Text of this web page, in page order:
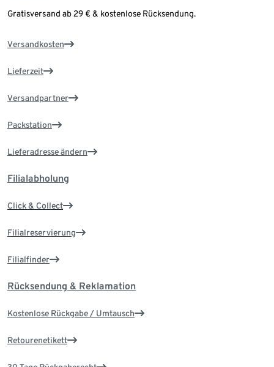
Gratisversand ab 29 € & kostenlose Rücksendung.
Versandkosten
Lieferzeit
Versandpartner
Packstation
Lieferadresse ändern
Filialabholung
Click & Collect
Filialreservierung
Filialfinder
Rücksendung & Reklamation
Kostenlose Rückgabe / Umtausch
Retourenetikett